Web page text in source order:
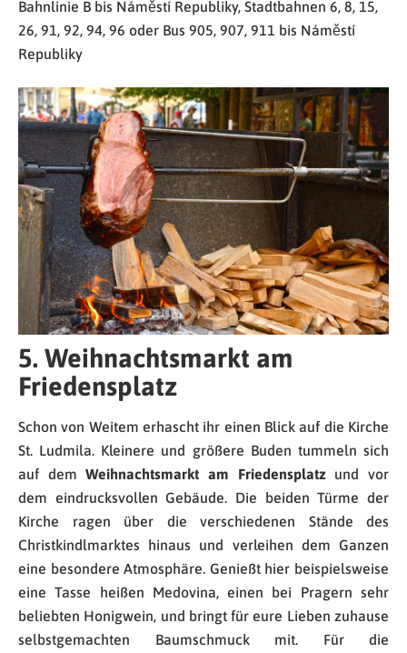
Bahnlinie B bis Náměstí Republiky, Stadtbahnen 6, 8, 15,
26, 91, 92, 94, 96 oder Bus 905, 907, 911 bis Náměstí
Republiky
5. Weihnachtsmarkt am
Friedensplatz
Schon von Weitem erhascht ihr einen Blick auf die Kirche
St. Ludmila. Kleinere und größere Buden tummeln sich
auf demWeihnachtsmarkt am Friedensplatzund vor
dem eindrucksvollen Gebäude. Die beiden Türme der
Kirche ragen über die verschiedenen Stände des
Christkindlmarktes hinaus und verleihen dem Ganzen
eine besondere Atmosphäre. Genießt hier beispielsweise
eine Tasse heißen Medovina, einen bei Pragern sehr
beliebten Honigwein, und bringt für eure Lieben zuhause
selbstgemachten Baumschmuck mit. Für die